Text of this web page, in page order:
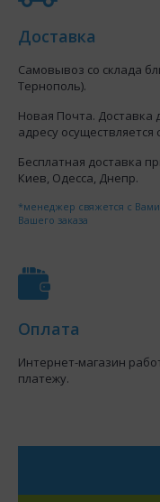
Доставка
Самовывоз со склада
Тернополь).
Новая Почта. Доставка
адресу
Бесплатная доставка
Киев, Одесса, Днепр.
*менеджер свяжется с Вами
Вашего заказа
Оплата
Интернет-магазин
платежу.